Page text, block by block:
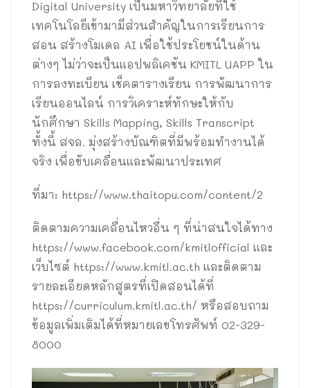
Digital University เป็นมหาวิทยาลัยที่ใช้
เทคโนโลยีเข้ามามีส่วนสำคัญในการเรียนการ
สอน สร้างโมเดล AI เพื่อใช้ประโยชน์ในด้าน
ต่างๆ ไม่ว่าจะเป็นแอปพลิเคชัน KMITL UAPP ใน
การลงทะเบียน เช็คตารางเรียน การพัฒนาการ
เรียนออนไลน์ การวิเคราะห์ทักษะให้กับ
นักศึกษา Skills Mapping, Skills Transcript
ทั้งนี้ สจล. มุ่งสร้างบัณฑิตที่มีพร้อมทำงานได้
จริง เพื่อขับเคลื่อนและพัฒนาประเทศ
ที่มา: https://www.thaitopu.com/content/2
ติดตามความเคลื่อนไหวอื่น ๆ ที่น่าสนใจได้ทาง
https://www.facebook.com/kmitlofficial และ
เว็บไซต์ https://www.kmitl.ac.th และติดตาม
รายละเอียดหลักสูตรที่เปิดสอนได้ที่
https://curriculum.kmitl.ac.th/ หรือสอบถาม
ข้อมูลเพิ่มเติมได้ที่หมายเลขโทรศัพท์ 02-329-
8000